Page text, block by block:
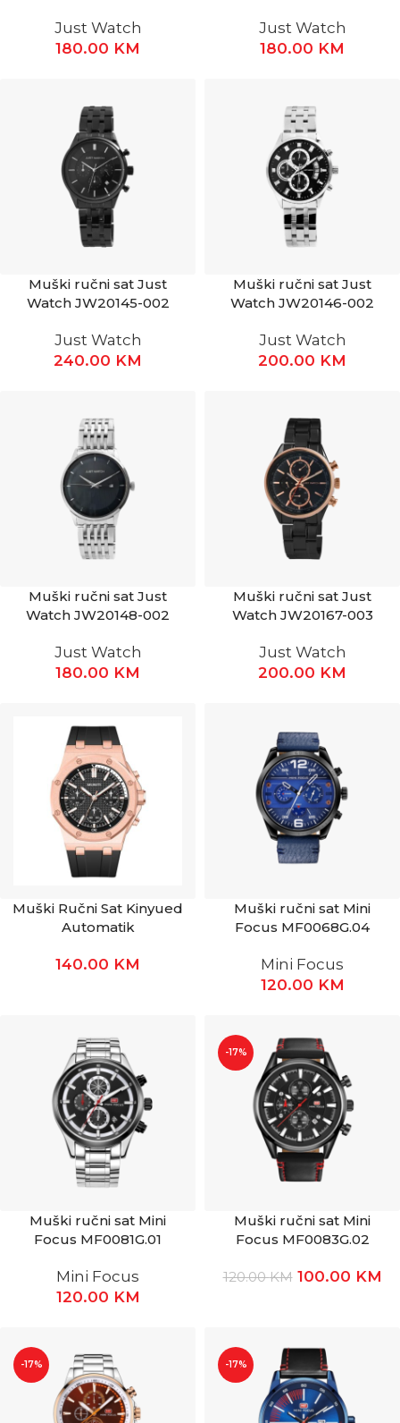
Just Watch
180.00 KM
Just Watch
180.00 KM
Muški ručni sat Just
Watch JW20145-002
Just Watch
240.00 KM
Muški ručni sat Just
Watch JW20146-002
Just Watch
200.00 KM
Muški ručni sat Just
Watch JW20148-002
Just Watch
180.00 KM
Muški ručni sat Just
Watch JW20167-003
Just Watch
200.00 KM
Muški Ručni Sat Kinyued
Automatik
140.00 KM
Muški ručni sat Mini
Focus MF0068G.04
Mini Focus
120.00 KM
Muški ručni sat Mini
Focus MF0081G.01
Mini Focus
120.00 KM
-17%
Muški ručni sat Mini
Focus MF0083G.02
120.00KM 100.00 KM
-17% -17%